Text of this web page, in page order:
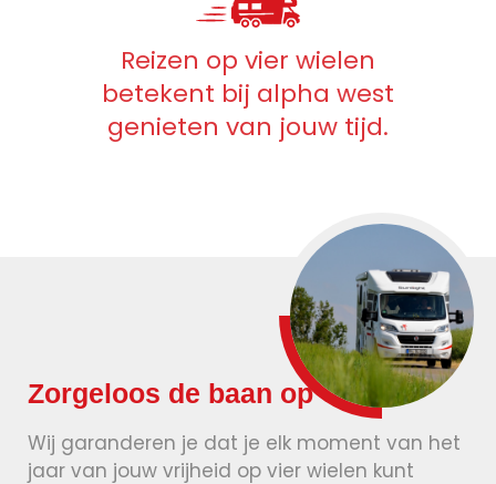
Ga op een veilige manier op
verkenning met onze
motorhomes.
Zorgeloos de baan op
Wij garanderen je dat je elk moment van het
jaar van jouw vrijheid op vier wielen kunt